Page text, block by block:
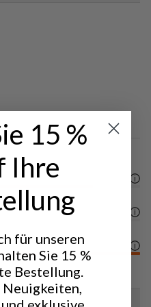
15 %
Ihre
für unseren
Sie 15 %
Bestellung.
Neuigkeiten,